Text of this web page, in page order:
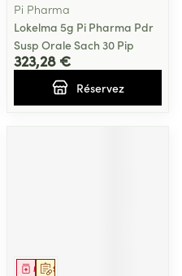
Pi Pharma
Lokelma 5g Pi Pharma Pdr
Susp Orale Sach 30 Pip
323,28 €
Réservez
Sur prescription
Médicament